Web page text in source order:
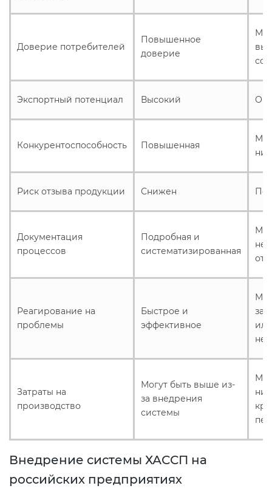
Доверие потребителей
Повышенное
доверие
Экспортный потенциал Высокий
Конкурентоспособность Повышенная
Риск отзыва продукции Снижен
Документация
процессов
Подробная и
систематизированная
Реагирование на
проблемы
Быстрое и
эффективное
или
Затраты на
производство
Могут быть выше из-
за внедрения
системы
Внедрение системы ХАССП на
российских предприятиях